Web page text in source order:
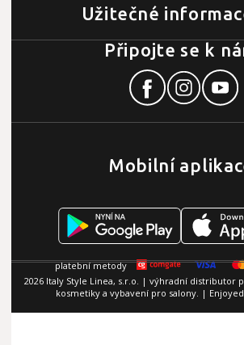
Užitečné
Mobilní
Připojte se k
2026 Italy Style Linea, s.r.o. | výhradní distributor
kosmetiky a vybavení pro salony. |